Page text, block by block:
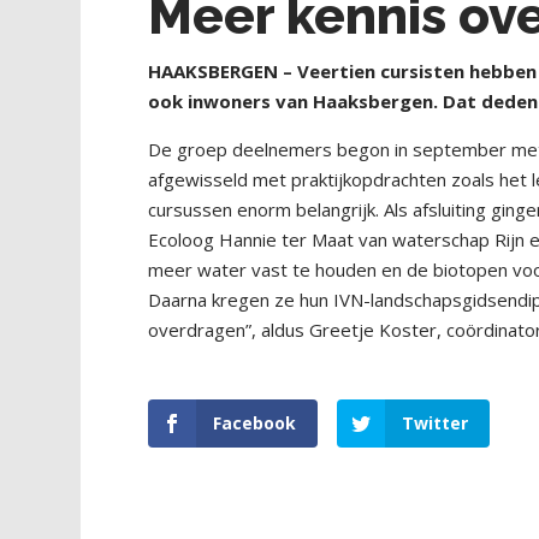
Meer kennis
HAAKSBERGEN – Veertien cursisten
ook inwoners van Haaksbergen. Dat
De groep deelnemers begon in september
afgewisseld met praktijkopdrachten zoals het
cursussen enorm belangrijk. Als afsluiting
Ecoloog Hannie ter Maat van waterschap
meer water vast te houden en de biotopen
Daarna kregen ze hun IVN-
overdragen”, aldus Greetje Koster,
Facebook Twitter